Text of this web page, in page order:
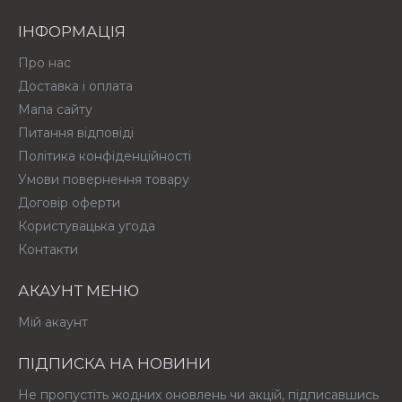
ІНФОРМАЦІЯ
Про нас
Доставка і оплата
Мапа сайту
Питання відповіді
Політика конфіденційності
Умови повернення товару
Договір оферти
Користувацька угода
Контакти
АКАУНТ МЕНЮ
Мій акаунт
ПІДПИСКА НА НОВИНИ
Не пропустіть жодних оновлень чи акцій, підписавшись